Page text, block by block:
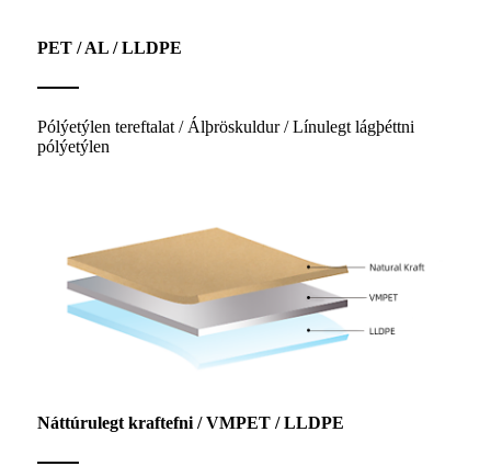
PET / AL / LLDPE
Pólýetýlen tereftalat / Álþröskuldur / Línulegt lágþéttni
pólýetýlen
Náttúrulegt kraftefni / VMPET / LLDPE